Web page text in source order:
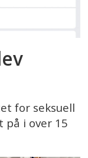
for seksuell
på i over 15